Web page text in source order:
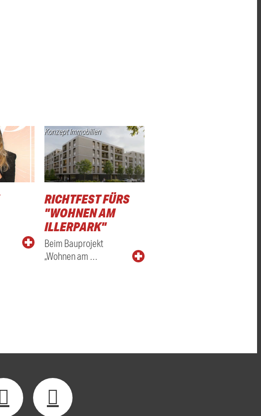
Konzept Immobilien
RICHTFEST FÜRS
"WOHNEN AM
ILLERPARK"
Beim Bauprojekt
„Wohnen am …